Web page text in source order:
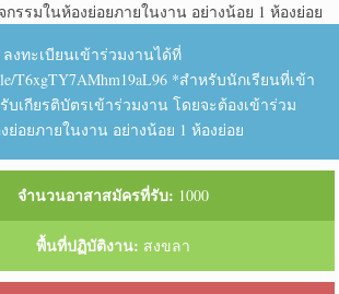
กรรมในห้องย่อยภายในงาน อย่างน้อย 1 ห้องย่อย
ลงทะเบียนเข้าร่วมงานได้ที่
T6xgTY7AMhm19aL96 *สำหรับนักเรียนที่เข้า
บเกียรติบัตรเข้าร่วมงาน โดยจะต้องเข้าร่วม
ย่อยภายในงาน อย่างน้อย 1 ห้องย่อย
จำนวนอาสาสมัครที่รับ: 1000
พื้นที่ปฏิบัติงาน: สงขลา